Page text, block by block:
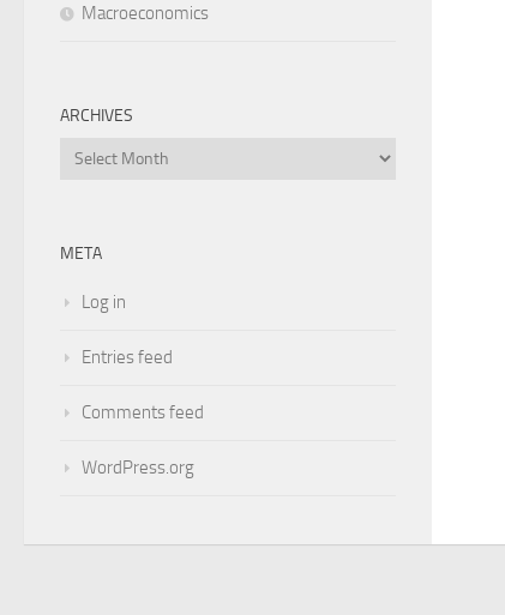
Macroeconomics
ARCHIVES
Archives
META
Log in
Entries feed
Comments feed
WordPress.org